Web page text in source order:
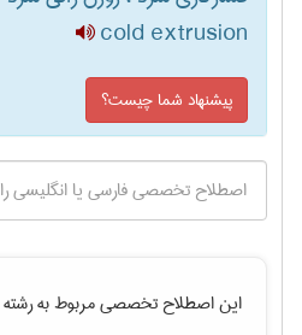
cold extrusion
پیشنهاد شما چیست؟
این اصطلاح تخصصی مربوط به رشته